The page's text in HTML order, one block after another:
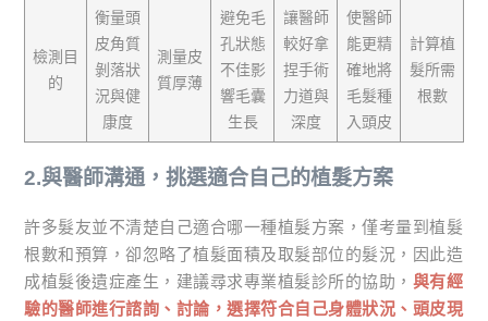
檢測目
的
衡量頭
皮角質
剝落狀
況與健
康度
測量皮
質厚薄
避免毛
孔狀態
不佳影
響毛囊
生長
讓醫師
較好拿
捏手術
力道與
深度
使醫師
能更精
確地將
毛髮種
入頭皮
計算植
髮所需
根數
2.與醫師溝通，挑選適合自己的植髮方案
許多髮友並不清楚自己適合哪一種植髮方案，僅考量到植髮
根數和預算，卻忽略了植髮面積及取髮部位的髮況，因此造
成植髮後遺症產生，建議尋求專業植髮診所的協助， 與有經
驗的醫師進行諮詢、討論，選擇符合自己身體狀況、頭皮現